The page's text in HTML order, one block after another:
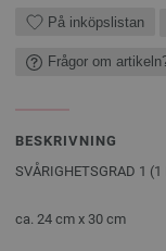
På inköpslistan
Frågor om
BESKRIVNING
SVÅRIGHETSGRAD 1
ca. 24 cm x 30 cm